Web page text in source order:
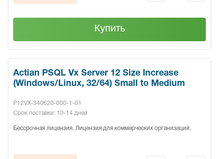
Купить
Actian PSQL Vx Server 12 Size Increase
(Windows/Linux, 32/64) Small to Medium
P12VX-340620-000-1-01
Срок поставки: 10-14 дней
Бессрочная лицензия. Лицензия для коммерческих организаций.